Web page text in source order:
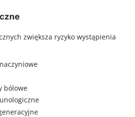
zwiększa ryzyko wystąpienia
bólowe